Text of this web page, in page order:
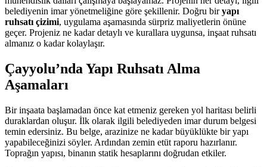
belediyenin imar yönetmeliğine göre şekillenir. Doğru biryapı
ruhsatı çizimi, uygulama aşamasında sürpriz maliyetlerin önüne
geçer. Projeniz ne kadar detaylı ve kurallara uygunsa, inşaat ruhsatı
almanız o kadar kolaylaşır.
Çayyolu’nda Yapı Ruhsatı Alma
Aşamaları
Bir inşaata başlamadan önce kat etmeniz gereken yol haritası belirli
duraklardan oluşur. İlk olarak ilgili belediyeden imar durum belgesi
temin edersiniz. Bu belge, arazinize ne kadar büyüklükte bir yapı
yapabileceğinizi söyler. Ardından zemin etüt raporu hazırlanır.
Toprağın yapısı, binanın statik hesaplarını doğrudan etkiler.